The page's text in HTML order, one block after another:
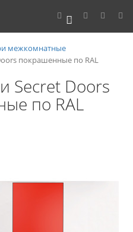
0
межкомнатные
покрашенные по RAL
Secret Doors
по RAL